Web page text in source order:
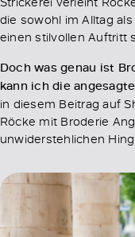
die sowohl im Alltag
einen stilvollen Auftritt
Doch was genau ist
kann ich die
in diesem Beitrag auf
Röcke mit Broderie
unwiderstehlichen